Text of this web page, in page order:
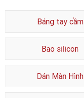
Báng tay cầm
Bao silicon
Dán Màn Hình